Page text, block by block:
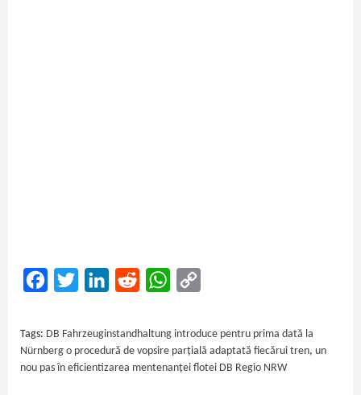
FacebookTwitter LinkedInReddit WhatsApp
Tags: DB Fahrzeuginstandhaltung introduce pentru prima dată la
Nürnberg o procedură de vopsire parțială adaptată fiecărui tren, un
nou pas în eficientizarea mentenanței flotei DB Regio NRW